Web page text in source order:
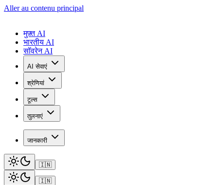
Aller au contenu principal
मुफ़्त AI
भारतीय AI
सॉवरेन AI
AI सेवाएं
श्रेणियां
टूल्स
तुलनाएं
जानकारी
🇮🇳
🇮🇳